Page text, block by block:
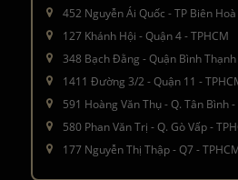
452 Nguyễn Ái Quốc - TP Biên
127 Khánh Hội - Quận 4 - TPHCM
348 Bạch Đằng - Quận Bình Thạnh
1411 Đường 3/2 - Quận 11 -
591 Hoàng Văn Thụ - Q. Tân Bình -
580 Phan Văn Trị - Q. Gò Vấp -
177 Nguyễn Thị Thập - Q7 -